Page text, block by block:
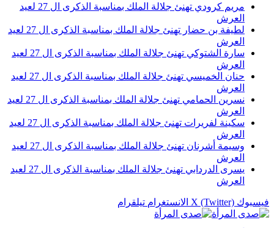
مريم كرودي تهنئ جلالة الملك بمناسبة الذكرى ال 27 لعيد
العرش
لطيفة بن حضار تهنئ جلالة الملك بمناسبة الذكرى ال 27 لعيد
العرش
سارة الشتوكي تهنئ جلالة الملك بمناسبة الذكرى ال 27 لعيد
العرش
حنان الخميسي تهنئ جلالة الملك بمناسبة الذكرى ال 27 لعيد
العرش
نسرين الحمامي تهنئ جلالة الملك بمناسبة الذكرى ال 27 لعيد
العرش
سكينة لفريرات تهنئ جلالة الملك بمناسبة الذكرى ال 27 لعيد
العرش
وسيمة أشرنان تهنئ جلالة الملك بمناسبة الذكرى ال 27 لعيد
العرش
يسرى الدردابي تهنئ جلالة الملك بمناسبة الذكرى ال 27 لعيد
العرش
فيسبوك X (Twitter) الانستغرام تيلقرام